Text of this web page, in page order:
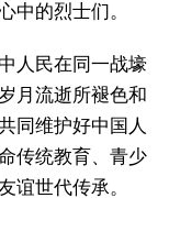
中的烈士们。
人民在同一战壕
月流逝所褪色和
同维护好中国人
传统教育、青少
谊世代传承。